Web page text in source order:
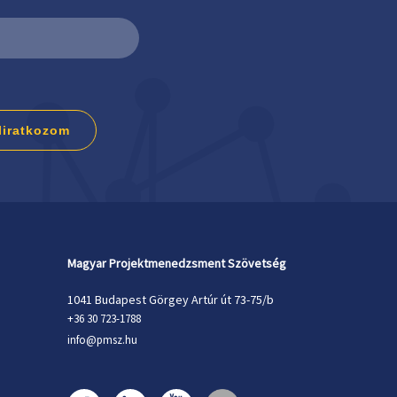
Magyar Projektmenedzsment Szövetség
1041 Budapest Görgey Artúr út 73-75/b
+36 30 723-1788
info@pmsz.hu